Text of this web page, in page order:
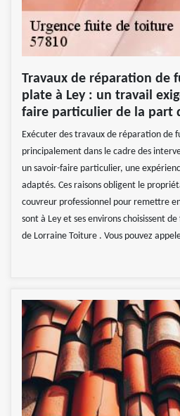
Travaux de réparation de
plate à Ley : un travail
faire particulier de la part
Exécuter des travaux de réparation de
principalement dans le cadre des
un savoir-faire particulier, une
adaptés. Ces raisons obligent le
couvreur professionnel pour remettre
sont à Ley et ses environs choisissent
de Lorraine Toiture . Vous pouvez